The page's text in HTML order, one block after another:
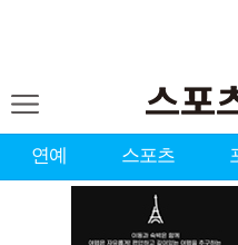
연예 스포츠